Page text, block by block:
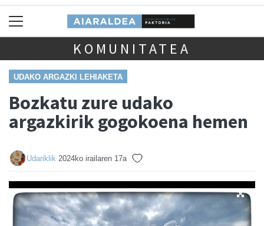
KOMUNITATEA
UDAKO ARGAZKI LEHIAKETA
Bozkatu zure udako
argazkirik gogokoena hemen
Udariklik 2024ko irailaren 17a